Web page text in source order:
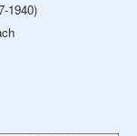
1940)